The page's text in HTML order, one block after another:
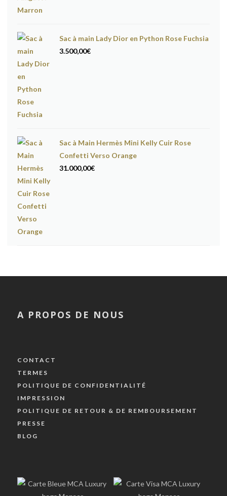
Sac à main Lady Dior en Python Rose Fuchsia
3.500,00€
Sac à Main Hermès Mini Kelly Cuir Rose
Confetti Verso Orange
31.000,00€
A PROPOS DE NOUS
CONTACT
TERMES
POLITIQUE DE CONFIDENTIALITÉ
IMPRESSION
POLITIQUE DE RETOUR & DE REMBOURSEMENT
PRESSE
BLOG